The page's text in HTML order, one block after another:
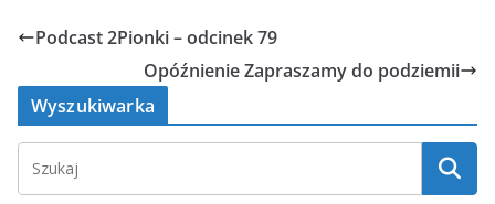
Podcast 2Pionki – odcinek 79
Opóźnienie Zapraszamy do podziemii
Wyszukiwarka